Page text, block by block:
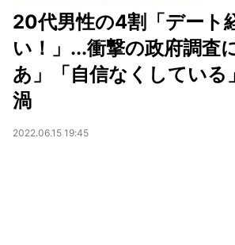
20代男性の4割「デート
い！」...衝撃の政府調査
あ」「自信なくしている
渦
2022.06.15 19:45